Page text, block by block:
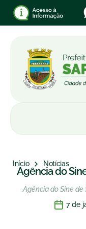
Início Notícias
Agência do
Agência do Sine
7 de